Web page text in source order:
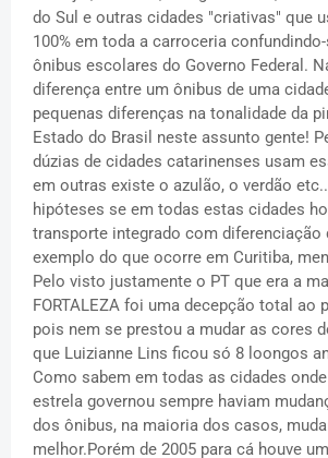
do Sul e outras cidades "criativas" que
100% em toda a carroceria
ônibus escolares do Governo Federal.
diferença entre um ônibus de uma
pequenas diferenças na tonalidade da
Estado do Brasil neste assunto gente!
dúzias de cidades catarinenses usam
em outras existe o azulão, o verdão
hipóteses se em todas estas cidades
transporte integrado com diferenciação
exemplo do que ocorre em Curitiba,
Pelo visto justamente o PT que era a
FORTALEZA foi uma decepção total ao
pois nem se prestou a mudar as cores
que Luizianne Lins ficou só 8 loongos
Como sabem em todas as cidades
estrela governou sempre haviam
dos ônibus, na maioria dos casos,
melhor.Porém de 2005 para cá houve